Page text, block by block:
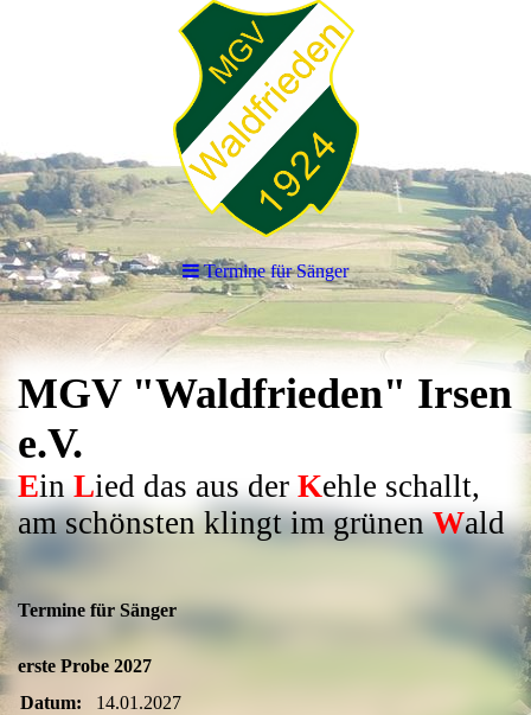
Termine für Sänger
MGV "Waldfrieden" Irsen
e.V.
Ein Lied das aus der Kehle schallt,
am schönsten klingt im grünenWald
Termine für Sänger
erste Probe 2027
Datum:
14.01.2027